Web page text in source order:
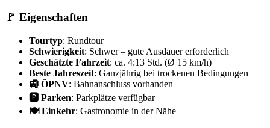
🚩 Eigenschaften
Tourtyp: Rundtour
Schwierigkeit: Schwer – gute Ausdauer erforderlich
Geschätzte Fahrzeit: ca. 4:13 Std. (Ø 15 km/h)
Beste Jahreszeit: Ganzjährig bei trockenen Bedingungen
🚉 ÖPNV: Bahnanschluss vorhanden
🅿️ Parken: Parkplätze verfügbar
🍽️ Einkehr: Gastronomie in der Nähe